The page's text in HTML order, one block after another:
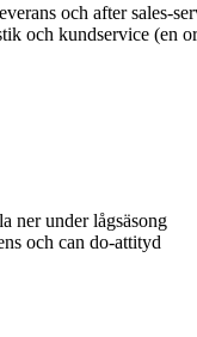
och after
och kundservice
ner under lågsäsong
och can do-attityd